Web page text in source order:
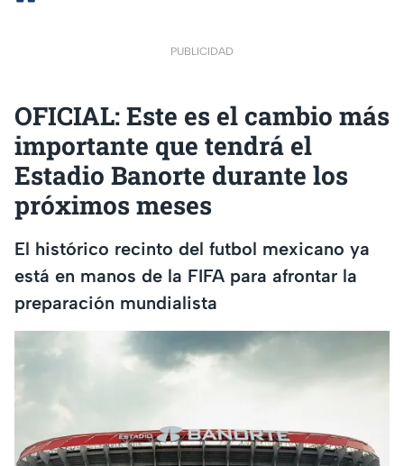
PUBLICIDAD
OFICIAL: Este es el cambio más
importante que tendrá el
Estadio Banorte durante los
próximos meses
El histórico recinto del futbol mexicano ya
está en manos de la FIFA para afrontar la
preparación mundialista